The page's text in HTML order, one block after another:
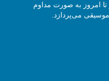
کرد و تا امروز به صورت مداوم
می‌پردازد.